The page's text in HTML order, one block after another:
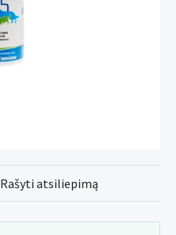
Rašyti atsiliepimą